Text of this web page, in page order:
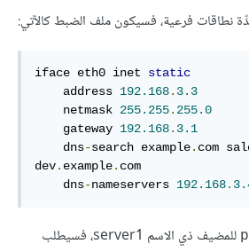
نطاقات فرعية، فسيكون ملف الضبط كالآتي:
iface eth0 inet static
    address
192.168. 3.3
    netmask
255.255. 255.0
    gateway
192.168. 3.1
    dns
-search example. com
dev. example. com
    dns
-nameservers 192.168.
للمضيف ذي الاسم server1، فسيطلب